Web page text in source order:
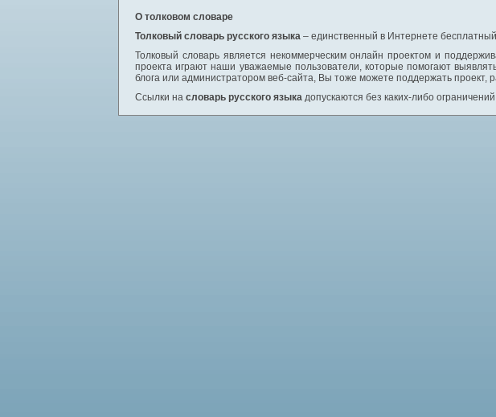
О толковом словаре
Толковый словарь русского языка – единственный в Интернете
Толковый словарь является некоммерческим онлайн проектом и
проекта играют наши уважаемые пользователи, которые помогают
блога или администратором веб-сайта, Вы тоже можете поддержать проект,
Ссылки на словарь русского языка допускаются без каких-либо